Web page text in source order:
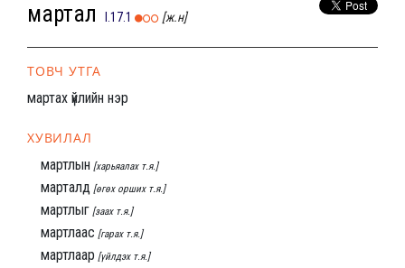
мартал I.17.1 [ж.н]
ТОВЧ УТГА
мартах үйлийн нэр
ХУВИЛАЛ
мартлын [харьяалах т.я.]
марталд [өгөх орших т.я.]
мартлыг [заах т.я.]
мартлаас [гарах т.я.]
мартлаар [үйлдэх т.я.]